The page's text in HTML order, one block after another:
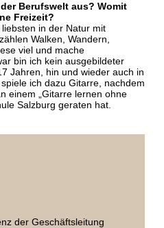
Berufswelt aus? Womit
Freizeit?
in der Natur mit
Walken, Wandern,
viel und mache
bin ich kein ausgebildeter
Jahren, hin und wieder auch in
ich dazu Gitarre, nachdem
einem „Gitarre lernen ohne
Salzburg geraten hat.
der Geschäftsleitung